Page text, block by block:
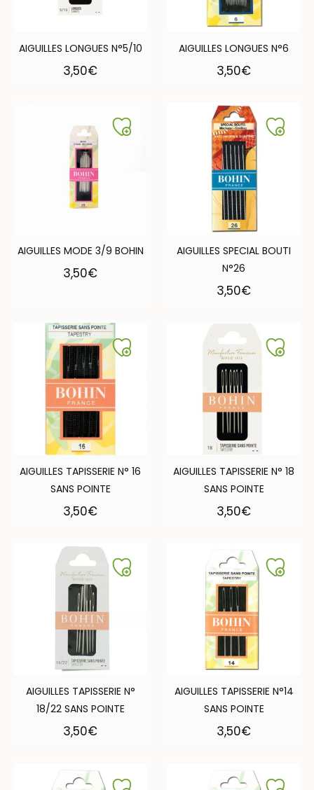
AIGUILLES LONGUES N°5/10
3,50€
AIGUILLES LONGUES N°6
3,50€
AIGUILLES MODE 3/9 BOHIN
3,50€
AIGUILLES SPECIAL BOUTI
N°26
3,50€
AIGUILLES TAPISSERIE N° 16
SANS POINTE
3,50€
AIGUILLES TAPISSERIE N° 18
SANS POINTE
3,50€
AIGUILLES TAPISSERIE N°
18/22 SANS POINTE
3,50€
AIGUILLES TAPISSERIE N°14
SANS POINTE
3,50€